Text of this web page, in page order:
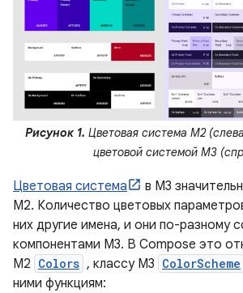
Рисунок 1. Цветовая система M2
цветовой системой M3
Цветовая система
в M3
M2. Количество цветовых
них другие имена, и они по-разному
компонентами M3. В Compose это
M2 Colors , классу M3 ColorScheme
ними функциям: